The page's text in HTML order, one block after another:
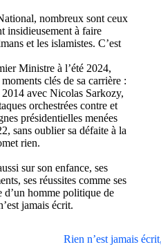
nombreux sont ceux
insidieusement à faire
et les islamistes. C’est
Ministre à l’été 2024,
clés de sa carrière :
avec Nicolas Sarkozy,
orchestrées contre et
présidentielles menées
sans oublier sa défaite à la
rien.
sur son enfance, ses
ses réussites comme ses
homme politique de
jamais écrit.